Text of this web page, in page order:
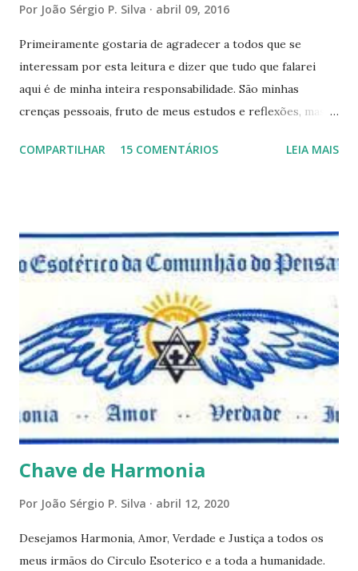
Por João Sérgio P. Silva abril 09, 2016
Primeiramente gostaria de agradecer a todos que se
interessam por esta leitura e dizer que tudo que falarei
aqui é de minha inteira responsabilidade. São minhas
crenças pessoais, fruto de meus estudos e reflexões, mas
porque nem mesmo eu as tenho desta forma. Eu vos
e talvez contraditória a sua própria visão. Durante todo
este mês estaremos debatendo este tema e gostaríamos de
convida-lo a deixar seus comentários e reflexões no final
do texto clicando em novo comentário e acompanhar as
respostas e sugestões dos demais. Não estranhem o fato
de que teremos mais perguntas do que respostas, mais
reflexões do que formulações prontas, pois as perguntas
parecem contribuir mais para o aprendizado do que as
afirmações. Quem de nós pode de fato afirmar alguma coi...
COMPARTILHAR 15 COMENTÁRIOS LEIA MAIS
Chave de Harmonia
Por João Sérgio P. Silva abril 12, 2020
Desejamos Harmonia, Amor, Verdade e Justiça a todos os
meus irmãos do Circulo Esoterico e a toda a humanidade.